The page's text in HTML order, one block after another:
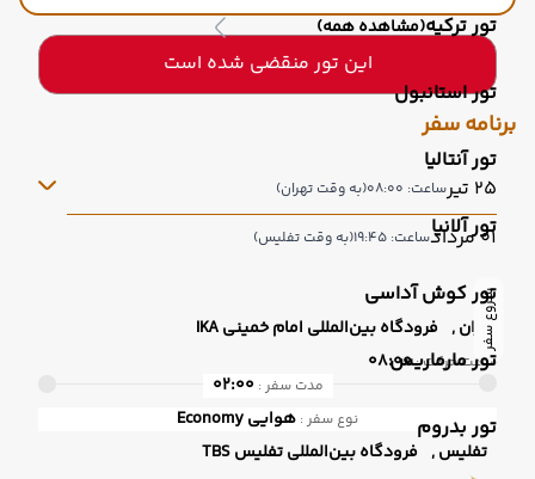
تور ترکیه(مشاهده همه)
تور استانبول
تور آنتالیا
تور آلانیا
تور کوش آداسی
تور مارماریس
تور بدروم
این تور منقضی شده است
برنامه سفر
25 تیر ساعت: 08:00 (به وقت تهران)
01 مرداد ساعت: 19:45 (به وقت تفلیس)
شروع سفر
تهران , فرودگاه بین‌المللی امام خمینی IKA
ساعت حرکت :08:00
مدت سفر :02:00
نوع سفر : هوایی
تفلیس , فرودگاه بین‌المللی تفلیس TBS